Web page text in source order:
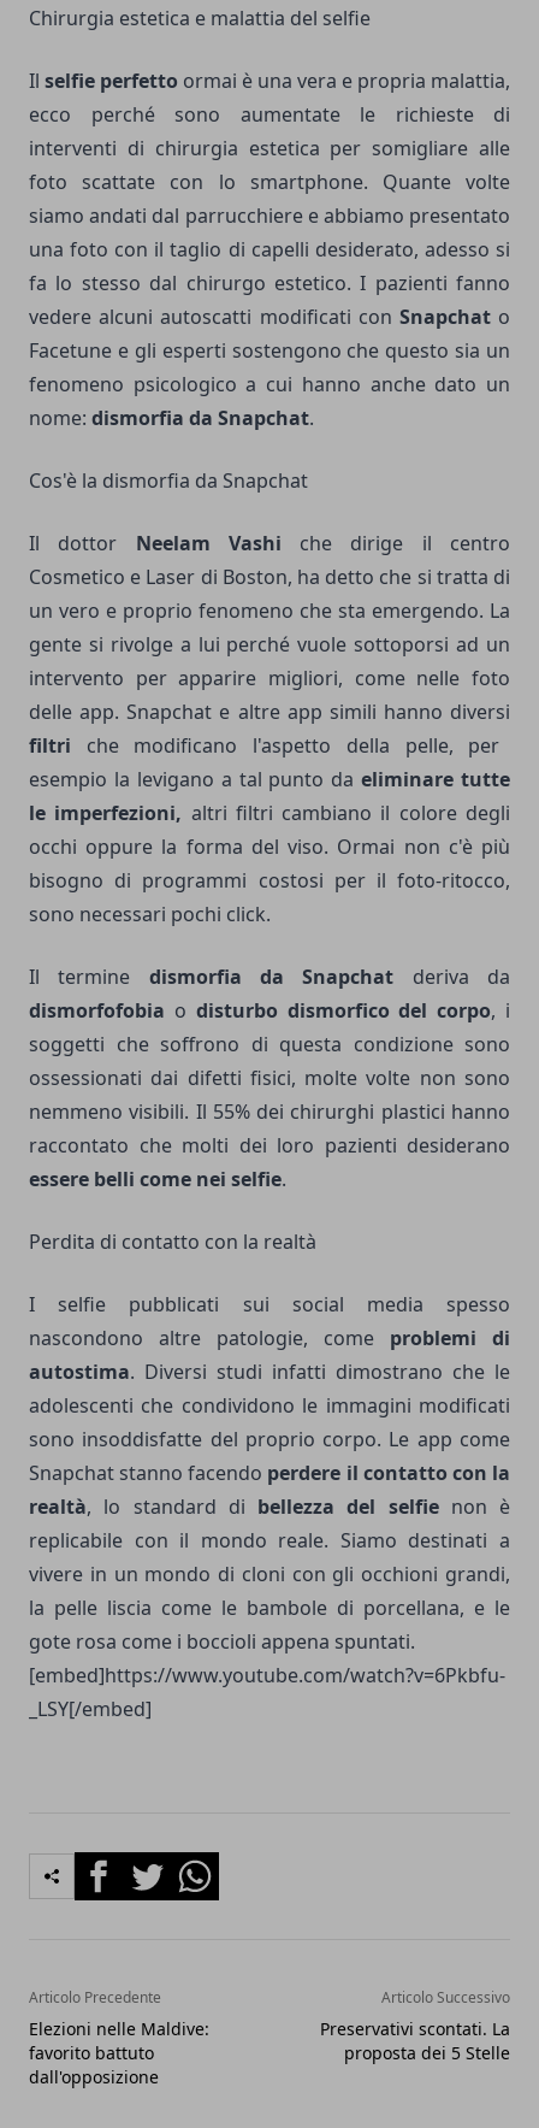
Chirurgia estetica e malattia del selfie
Il selfie perfetto ormai è una vera e propria malattia,
ecco perché sono aumentate le richieste di
interventi di chirurgia estetica per somigliare alle
foto scattate con lo smartphone. Quante volte
siamo andati dal parrucchiere e abbiamo presentato
una foto con il taglio di capelli desiderato, adesso si
fa lo stesso dal chirurgo estetico. I pazienti fanno
vedere alcuni autoscatti modificati con Snapchato
Facetune e gli esperti sostengono che questo sia un
fenomeno psicologico a cui hanno anche dato un
nome: dismorfia da Snapchat.
Cos'è la dismorfia da Snapchat
Il dottor Neelam Vashi che dirige il centro
Cosmetico e Laser di Boston, ha detto che si tratta di
un vero e proprio fenomeno che sta emergendo. La
gente si rivolge a lui perché vuole sottoporsi ad un
intervento per apparire migliori, come nelle foto
delle app. Snapchat e altre app simili hanno diversi
filtri che modificano l'aspetto della pelle, per
esempio la levigano a tal punto da eliminare tutte
le imperfezioni, altri filtri cambiano il colore degli
occhi oppure la forma del viso. Ormai non c'è più
bisogno di programmi costosi per il foto-ritocco,
sono necessari pochi click.
Il termine dismorfia da Snapchat deriva da
dismorfofobia o disturbo dismorfico del corpo, i
soggetti che soffrono di questa condizione sono
ossessionati dai difetti fisici, molte volte non sono
nemmeno visibili. Il 55% dei chirurghi plastici hanno
raccontato che molti dei loro pazienti desiderano
essere belli come nei selfie.
Perdita di contatto con la realtà
I selfie pubblicati sui social media spesso
nascondono altre patologie, come problemi di
autostima. Diversi studi infatti dimostrano che le
adolescenti che condividono le immagini modificati
sono insoddisfatte del proprio corpo. Le app come
Snapchat stanno facendo perdere il contatto con la
realtà, lo standard di bellezza del selfienon è
replicabile con il mondo reale. Siamo destinati a
vivere in un mondo di cloni con gli occhioni grandi,
la pelle liscia come le bambole di porcellana, e le
gote rosa come i boccioli appena spuntati.
[embed]https://www.youtube.com/watch?v=6Pkbfu-
_LSY[/embed]
FacebookTwitterWhatsapp
Articolo Precedente
Elezioni nelle Maldive:
favorito battuto
dall'opposizione
Articolo Successivo
Preservativi scontati. La
proposta dei 5 Stelle